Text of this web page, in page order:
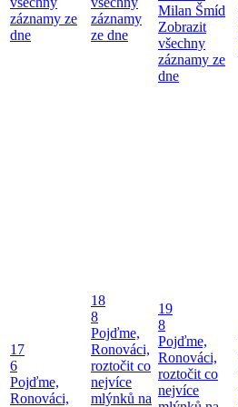
záznamy ze
dne
záznamy
ze dne
Milan Šmíd
Zobrazit
všechny
záznamy ze
dne
17
6
Pojďme,
Ronováci,
18
8
Pojďme,
Ronováci,
roztočit co
nejvíce
mlýnků na
19
8
Pojďme,
Ronováci,
roztočit co
nejvíce